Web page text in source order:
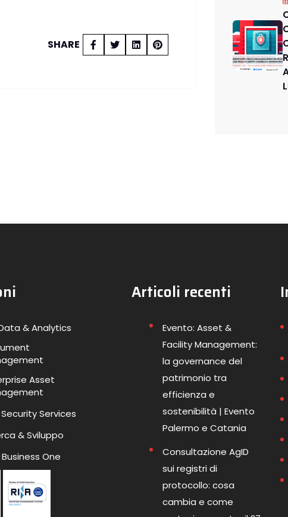
SHARE
& Analytics
Asset
Security Services
& Sviluppo
Business One
Articoli recenti
Evento: Asset &
Facility Management:
la governance del
patrimonio tra
efficienza e
sostenibilità | Evento
Palermo e Catania
Consultazione AgID
sui registri di
protocollo: cosa
cambia e come